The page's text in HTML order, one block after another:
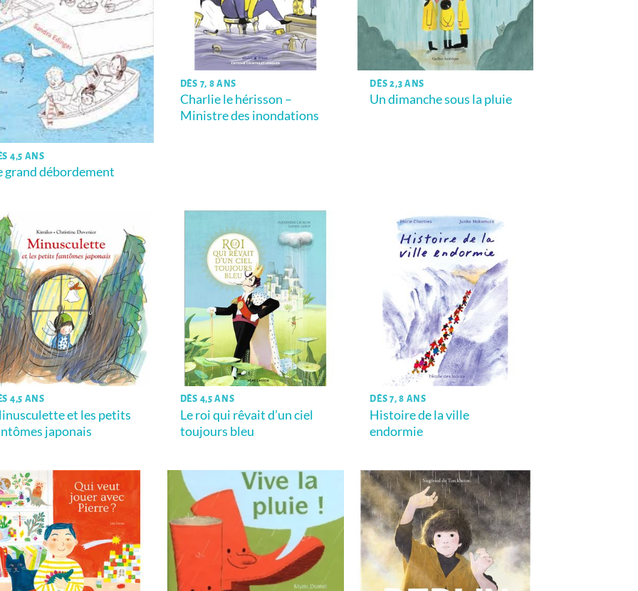
4,5 ANS
grand débordement
DÈS 7, 8 ANS
Charlie le hérisson –
Ministre des inondations
DÈS 2,3 ANS
Un dimanche sous la pluie
4,5 ANS
et les petits
japonais
DÈS 4,5 ANS
Le roi qui rêvait d’un ciel
toujours bleu
DÈS 7, 8 ANS
Histoire de la ville
endormie